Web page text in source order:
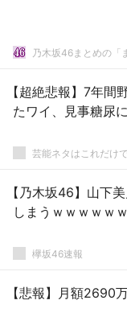
乃木坂46まとめの「
【超絶悲報】7年間
たワイ、見事糖尿
芸能ネタはこれだけ
【乃木坂46】山下
しまうｗｗｗｗｗ
欅坂46速報
【悲報】月額2690